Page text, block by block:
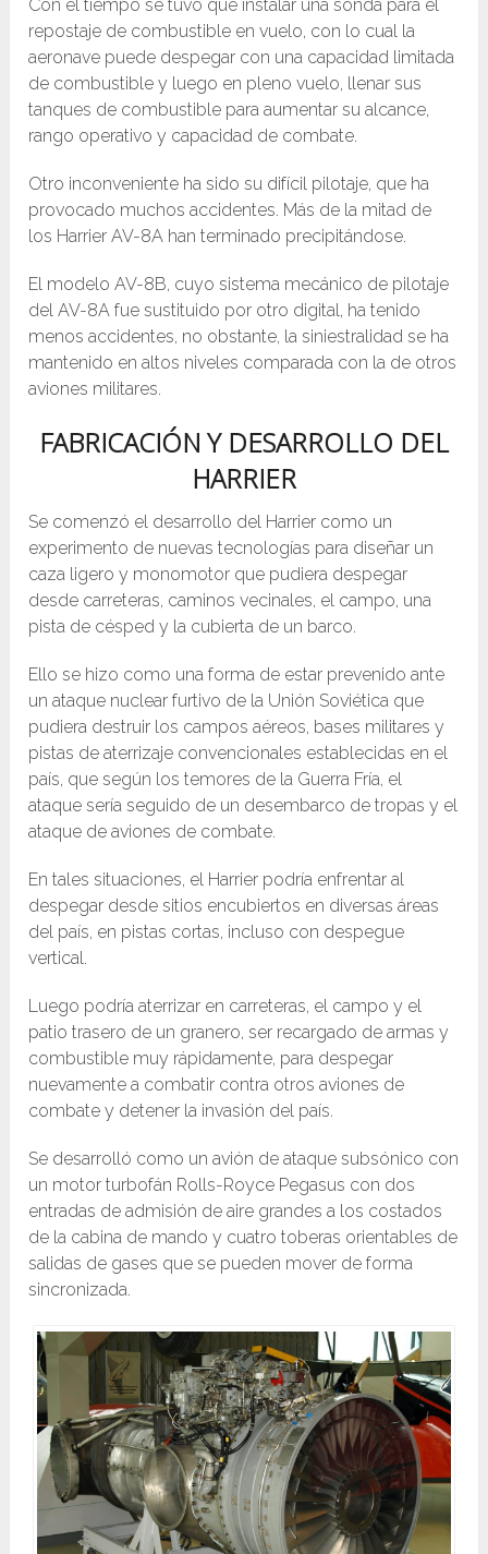
Con el tiempo se tuvo que instalar una sonda para el
repostaje de combustible en vuelo, con lo cual la
aeronave puede despegar con una capacidad limitada
de combustible y luego en pleno vuelo, llenar sus
tanques de combustible para aumentar su alcance,
rango operativo y capacidad de combate.
Otro inconveniente ha sido su difícil pilotaje, que ha
provocado muchos accidentes. Más de la mitad de
los Harrier AV-8A han terminado precipitándose.
El modelo AV-8B, cuyo sistema mecánico de pilotaje
del AV-8A fue sustituido por otro digital, ha tenido
menos accidentes, no obstante, la siniestralidad se ha
mantenido en altos niveles comparada con la de otros
aviones militares.
FABRICACIÓN Y DESARROLLO DEL
HARRIER
Se comenzó el desarrollo del Harrier como un
experimento de nuevas tecnologías para diseñar un
caza ligero y monomotor que pudiera despegar
desde carreteras, caminos vecinales, el campo, una
pista de césped y la cubierta de un barco.
Ello se hizo como una forma de estar prevenido ante
un ataque nuclear furtivo de la Unión Soviética que
pudiera destruir los campos aéreos, bases militares y
pistas de aterrizaje convencionales establecidas en el
país, que según los temores de la Guerra Fría, el
ataque sería seguido de un desembarco de tropas y el
ataque de aviones de combate.
En tales situaciones, el Harrier podría enfrentar al
despegar desde sitios encubiertos en diversas áreas
del país, en pistas cortas, incluso con despegue
vertical.
Luego podría aterrizar en carreteras, el campo y el
patio trasero de un granero, ser recargado de armas y
combustible muy rápidamente, para despegar
nuevamente a combatir contra otros aviones de
combate y detener la invasión del país.
Se desarrolló como un avión de ataque subsónico con
un motor turbofán Rolls-Royce Pegasus con dos
entradas de admisión de aire grandes a los costados
de la cabina de mando y cuatro toberas orientables de
salidas de gases que se pueden mover de forma
sincronizada.